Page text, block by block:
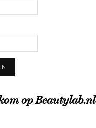
op Beautylab.nl